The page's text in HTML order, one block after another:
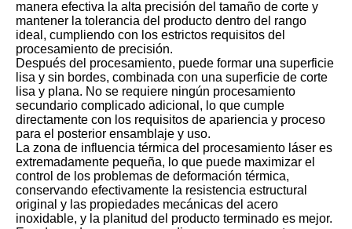
manera efectiva la alta precisión del tamaño de corte y
mantener la tolerancia del producto dentro del rango
ideal, cumpliendo con los estrictos requisitos del
procesamiento de precisión.
Después del procesamiento, puede formar una superficie
lisa y sin bordes, combinada con una superficie de corte
lisa y plana. No se requiere ningún procesamiento
secundario complicado adicional, lo que cumple
directamente con los requisitos de apariencia y proceso
para el posterior ensamblaje y uso.
La zona de influencia térmica del procesamiento láser es
extremadamente pequeña, lo que puede maximizar el
control de los problemas de deformación térmica,
conservando efectivamente la resistencia estructural
original y las propiedades mecánicas del acero
inoxidable, y la planitud del producto terminado es mejor.